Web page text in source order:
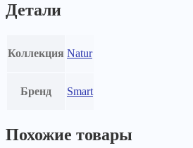
Детали
Коллекция Natur
Бренд Smart
Похожие товары